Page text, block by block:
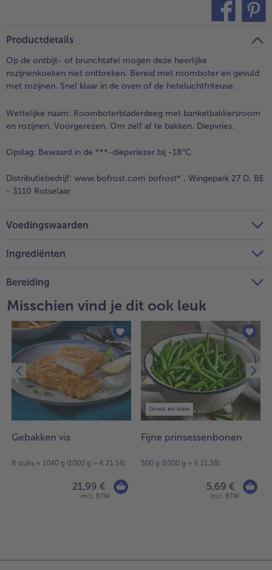
Productdetails
Op de ontbijt- of brunchtafel mogen deze heerlijke
rozijnenkoeken niet ontbreken. Bereid met roomboter en gevuld
met rozijnen. Snel klaar in de oven of de heteluchtfriteuse.
Wettelijke naam: Roomboterbladerdeeg met banketbakkersroom
en rozijnen. Voorgerezen. Om zelf af te bakken. Diepvries.
Opslag: Bewaard in de ***-diepvriezer bij -18°C
Distributiebedrijf: www.bofrost.com bofrost* , Wingepark 27 D, BE
- 3110 Rotselaar
Voedingswaarden
Ingrediënten
Bereiding
Misschien vind je dit ook leuk
Gebakken vis
8 stuks = 1040 g (1000 g = € 21,14)
21,99 €
incl. BTW
Groot en klein
Fijne prinsessenbonen
500 g (1000 g = € 11,38)
5,69 €
incl. BTW